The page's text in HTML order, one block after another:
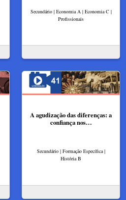
Secundário | Economia A | Economia C |
Profissionais
A agudização das diferenças: a
confiança nos…
Secundário | Formação Específica |
História B